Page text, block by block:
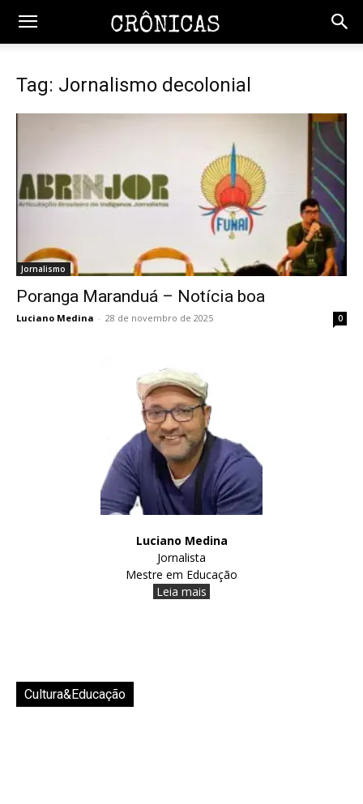
Tag: Jornalismo decolonial
Jornalismo
Poranga Maranduá – Notícia boa
Luciano Medina - 28 de novembro de 2025 0
Luciano Medina
Jornalista
Mestre em Educação
Leia mais
Cultura&Educação